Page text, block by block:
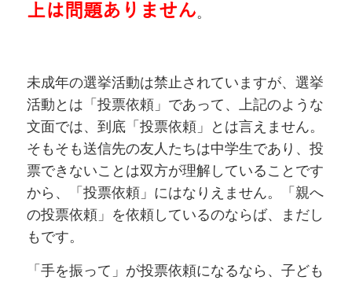
上は問題ありません。
未成年の選挙活動は禁止されていますが、選挙
活動とは「投票依頼」であって、上記のような
文面では、到底「投票依頼」とは言えません。
そもそも送信先の友人たちは中学生であり、投
票できないことは双方が理解していることです
から、「投票依頼」にはなりえません。「親へ
の投票依頼」を依頼しているのならば、まだし
もです。
「手を振って」が投票依頼になるなら、子ども